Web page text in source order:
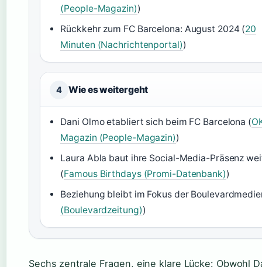
(People-Magazin))
Rückkehr zum FC Barcelona: August 2024 (20
Minuten (Nachrichtenportal))
4 Wie es weitergeht
Dani Olmo etabliert sich beim FC Barcelona (
Magazin (People-Magazin))
Laura Abla baut ihre Social-Media-Präsenz
(Famous Birthdays (Promi-Datenbank))
Beziehung bleibt im Fokus der
(Boulevardzeitung))
Sechs zentrale Fragen, eine klare Lücke: Obwohl